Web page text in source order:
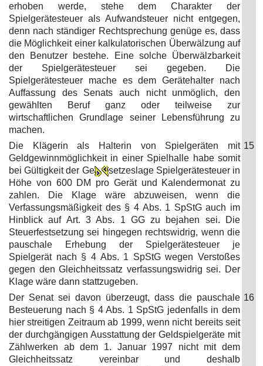
erhoben werde, stehe dem Charakter der
Spielgerätesteuer als Aufwandsteuer nicht entgegen,
denn nach ständiger Rechtsprechung genüge es, dass
die Möglichkeit einer kalkulatorischen Überwälzung auf
den Benutzer bestehe. Eine solche Überwälzbarkeit
der Spielgerätesteuer sei gegeben. Die
Spielgerätesteuer mache es dem Gerätehalter nach
Auffassung des Senats auch nicht unmöglich, den
gewählten Beruf ganz oder teilweise zur
wirtschaftlichen Grundlage seiner Lebensführung zu
machen.
Die Klägerin als Halterin von Spielgeräten mit
Geldgewinnmöglichkeit in einer Spielhalle habe somit
bei Gültigkeit der Ge
setzeslage Spielgerätesteuer in
Höhe von 600 DM pro Gerät und Kalendermonat zu
zahlen. Die Klage wäre abzuweisen, wenn die
Verfassungsmäßigkeit des § 4 Abs. 1 SpStG auch im
Hinblick auf Art. 3 Abs. 1 GG zu bejahen sei. Die
Steuerfestsetzung sei hingegen rechtswidrig, wenn die
pauschale Erhebung der Spielgerätesteuer je
Spielgerät nach § 4 Abs. 1 SpStG wegen Verstoßes
gegen den Gleichheitssatz verfassungswidrig sei. Der
Klage wäre dann stattzugeben.
15
Der Senat sei davon überzeugt, dass die pauschale
Besteuerung nach § 4 Abs. 1 SpStG jedenfalls in dem
hier streitigen Zeitraum ab 1999, wenn nicht bereits seit
der durchgängigen Ausstattung der Geldspielgeräte mit
Zählwerken ab dem 1. Januar 1997 nicht mit dem
Gleichheitssatz vereinbar und deshalb
16